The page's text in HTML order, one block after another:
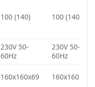
100 (140) 100 (140)
230V 50-
60Hz
230V 50-
60Hz
160x160x69 160x160x69